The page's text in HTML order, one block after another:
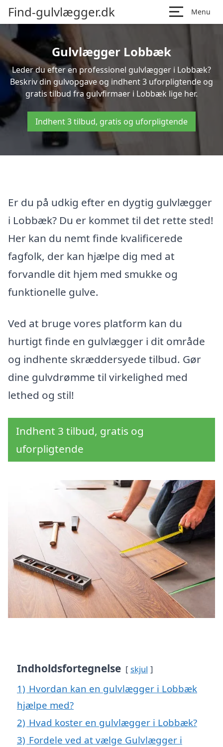
Find-gulvlægger.dk Menu
Gulvlægger Lobbæk
Leder du efter en professionel gulvlægger i Lobbæk?
Beskriv din gulvopgave og indhent 3 uforpligtende og
gratis tilbud fra gulvfirmaer i Lobbæk lige her.
Indhent 3 tilbud, gratis og uforpligtende
Er du på udkig efter en dygtig gulvlægger
i Lobbæk? Du er kommet til det rette sted!
Her kan du nemt finde kvalificerede
fagfolk, der kan hjælpe dig med at
forvandle dit hjem med smukke og
funktionelle gulve.
Ved at bruge vores platform kan du
hurtigt finde en gulvlægger i dit område
og indhente skræddersyede tilbud. Gør
dine gulvdrømme til virkelighed med
lethed og stil!
Indhent 3 tilbud, gratis og
uforpligtende
Indholdsfortegnelse skjul
1) Hvordan kan en gulvlægger i Lobbæk
hjælpe med?
2) Hvad koster en gulvlægger i Lobbæk?
3) Fordele ved at vælge Gulvlægger i